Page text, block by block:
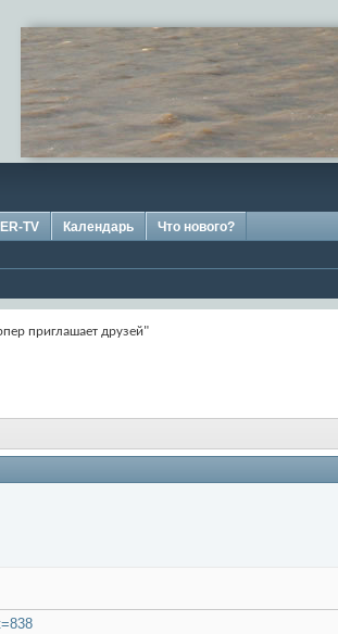
TV Календарь Что нового?
приглашает друзей"